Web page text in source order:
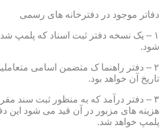
دفاتر موجود در دفترخانه های رسمی
۱ – یک نسخه دفتر ثبت اسناد که پلمپ
شود.
۲ – دفتر راهنما ک متضمن اسامی
تاریخ آن خواهد بود.
۳ – دفتر درآمد که به منظور ثبت سند
هزینه های مزبور در آن قید می شود این
پلمپ خواهد شد.